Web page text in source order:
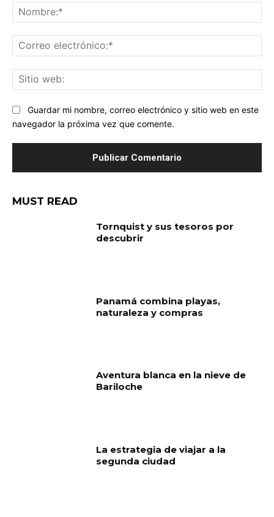
Guardar mi nombre, correo electrónico y sitio web en este
navegador la próxima vez que comente.
MUST READ
Tornquist y sus tesoros por
descubrir
Panamá combina playas,
naturaleza y compras
Aventura blanca en la nieve de
Bariloche
La estrategia de viajar a la
segunda ciudad